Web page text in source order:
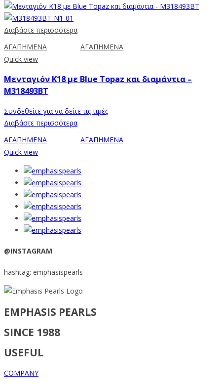
Διαβάστε περισσότερα
ΑΓΑΠΗΜΕΝΑ
ΑΓΑΠΗΜΕΝΑ
Quick view
Μενταγιόν Κ18 με Blue Topaz και διαμάντια –
M318493BT
Συνδεθείτε για να δείτε τις τιμές
Διαβάστε περισσότερα
ΑΓΑΠΗΜΕΝΑ
ΑΓΑΠΗΜΕΝΑ
Quick view
@INSTAGRAM
hashtag: emphasispearls
EMPHASIS PEARLS
SINCE 1988
USEFUL
COMPANY